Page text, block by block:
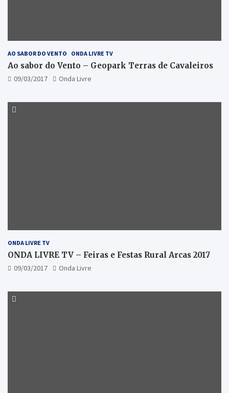
AO SABOR DO VENTO ONDA LIVRE TV
Ao sabor do Vento – Geopark Terras de Cavaleiros
09/03/2017 Onda Livre
ONDA LIVRE TV
ONDA LIVRE TV – Feiras e Festas Rural Arcas 2017
09/03/2017 Onda Livre